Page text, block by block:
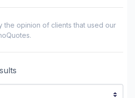
the opinion of clients that used our